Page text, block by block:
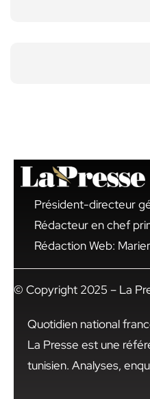
Président-directeur
Rédacteur en chef
Rédaction Web:
© Copyright 2025 – La
Quotidien national
La Presse est une
tunisien. Analyses,